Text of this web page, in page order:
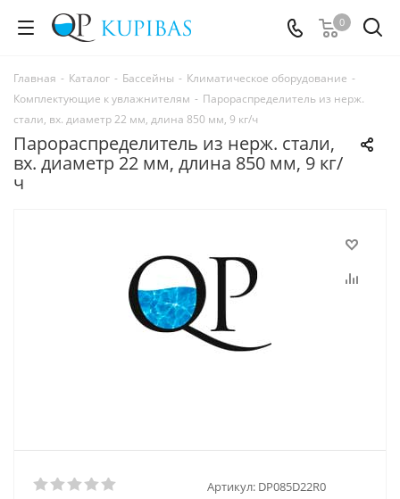
0
Главная - Каталог - Бассейны - Климатическое оборудование -
Комплектующие к увлажнителям - Парораспределитель из нерж.
стали, вх. диаметр 22 мм, длина 850 мм, 9 кг/ч
Парораспределитель из нерж. стали,
вх. диаметр 22 мм, длина 850 мм, 9 кг/
ч
Артикул: DP085D22R0